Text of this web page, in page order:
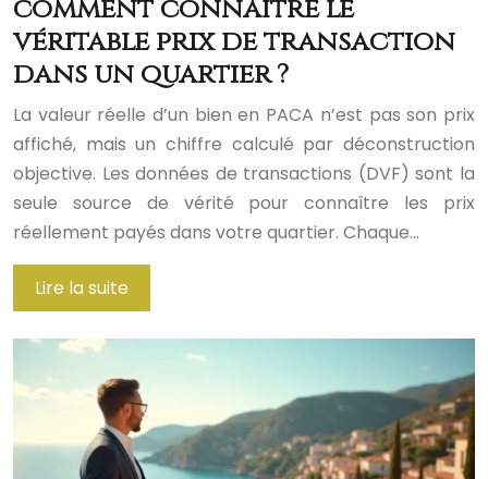
comment connaître le
véritable prix de transaction
dans un quartier ?
La valeur réelle d’un bien en PACA n’est pas son prix
affiché, mais un chiffre calculé par déconstruction
objective. Les données de transactions (DVF) sont la
seule source de vérité pour connaître les prix
réellement payés dans votre quartier. Chaque…
Lire la suite